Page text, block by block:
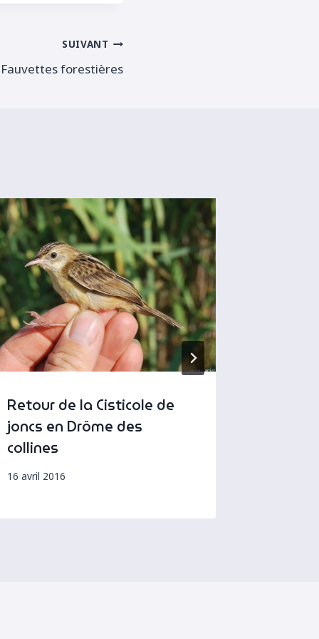
SUIVANT
Fauvettes forestières
Retour de la Cisticole de
joncs en Drôme des
collines
16 avril 2016